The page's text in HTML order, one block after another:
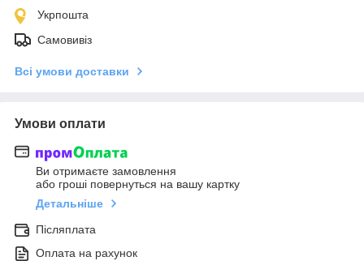
Укрпошта
Самовивіз
Всі умови доставки
Умови оплати
Ви отримаєте замовлення
або гроші повернуться на вашу картку
Детальніше
Післяплата
Оплата на рахунок